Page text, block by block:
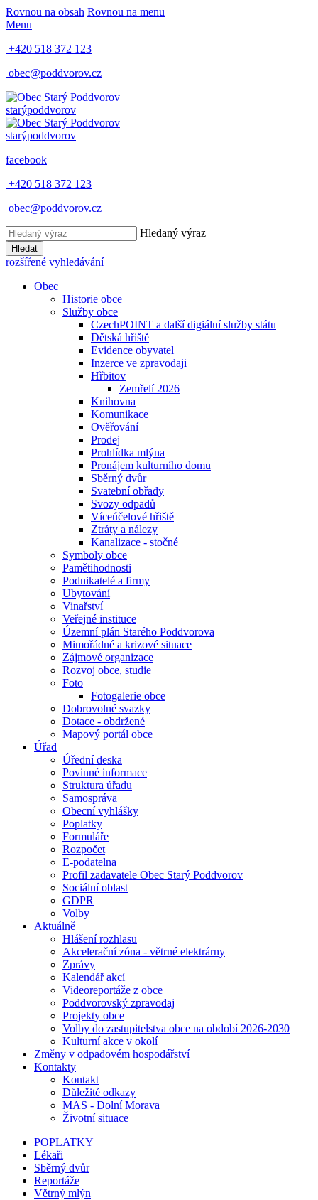
Rovnou na obsah Rovnou na menu
Menu
+420 518 372 123
obec@poddvorov.cz
starýpoddvorov
starýpoddvorov
facebook
+420 518 372 123
obec@poddvorov.cz
Hledaný výraz
Hledat
rozšířené vyhledávání
Obec
Historie obce
Služby obce
CzechPOINT a další digiální služby státu
Dětská hřiště
Evidence obyvatel
Inzerce ve zpravodaji
Hřbitov
Zemřelí 2026
Knihovna
Komunikace
Ověřování
Prodej
Prohlídka mlýna
Pronájem kulturního domu
Sběrný dvůr
Svatební obřady
Svozy odpadů
Víceúčelové hřiště
Ztráty a nálezy
Kanalizace - stočné
Symboly obce
Pamětihodnosti
Podnikatelé a firmy
Ubytování
Vinařství
Veřejné instituce
Územní plán Starého Poddvorova
Mimořádné a krizové situace
Zájmové organizace
Rozvoj obce, studie
Foto
Fotogalerie obce
Dobrovolné svazky
Dotace - obdržené
Mapový portál obce
Úřad
Úřední deska
Povinné informace
Struktura úřadu
Samospráva
Obecní vyhlášky
Poplatky
Formuláře
Rozpočet
E-podatelna
Profil zadavatele Obec Starý Poddvorov
Sociální oblast
GDPR
Volby
Aktuálně
Hlášení rozhlasu
Akcelerační zóna - větrné elektrárny
Zprávy
Kalendář akcí
Videoreportáže z obce
Poddvorovský zpravodaj
Projekty obce
Volby do zastupitelstva obce na období 2026-2030
Kulturní akce v okolí
Změny v odpadovém hospodářství
Kontakty
Kontakt
Důležité odkazy
MAS - Dolní Morava
Životní situace
POPLATKY
Lékaři
Sběrný dvůr
Reportáže
Větrný mlýn